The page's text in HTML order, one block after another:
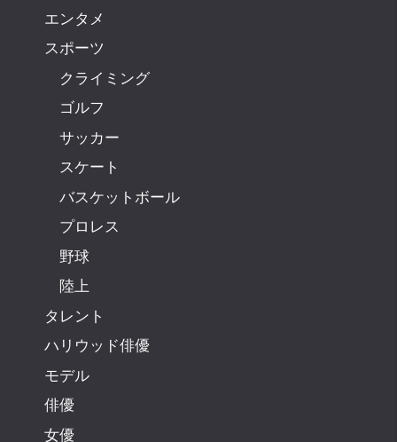
エンタメ
スポーツ
クライミング
ゴルフ
サッカー
スケート
バスケットボール
プロレス
野球
陸上
タレント
ハリウッド俳優
モデル
俳優
女優